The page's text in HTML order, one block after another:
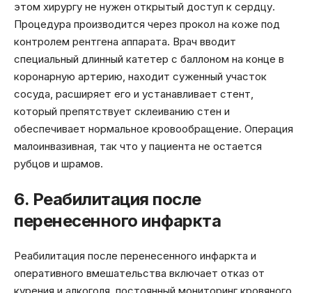
этом хирургу не нужен открытый доступ к сердцу.
Процедура производится через прокол на коже под
контролем рентгена аппарата. Врач вводит
специальный длинный катетер с баллоном на конце в
коронарную артерию, находит суженный участок
сосуда, расширяет его и устанавливает стент,
который препятствует склеиванию стен и
обеспечивает нормальное кровообращение. Операция
малоинвазивная, так что у пациента не остается
рубцов и шрамов.
6. Реабилитация после
перенесенного инфаркта
Реабилитация после перенесенного инфаркта и
оперативного вмешательства включает отказ от